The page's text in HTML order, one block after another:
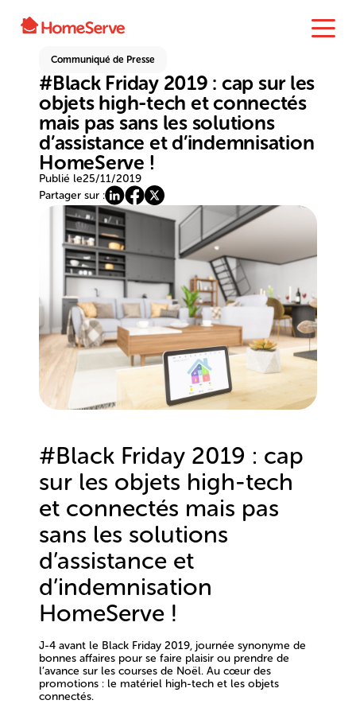
Communiqué de Presse
#Black Friday 2019 : cap sur les
objets high-tech et connectés
mais pas sans les solutions
d’assistance et d’indemnisation
HomeServe !
Publié le25/11/2019
Partager sur :
#Black Friday 2019 : cap
sur les objets high-tech
et connectés mais pas
sans les solutions
d’assistance et
d’indemnisation
HomeServe !
J-4 avant le Black Friday 2019, journée synonyme de
bonnes affaires pour se faire plaisir ou prendre de
l’avance sur les courses de Noël. Au cœur des
promotions : le matériel high-tech et les objets
connectés.